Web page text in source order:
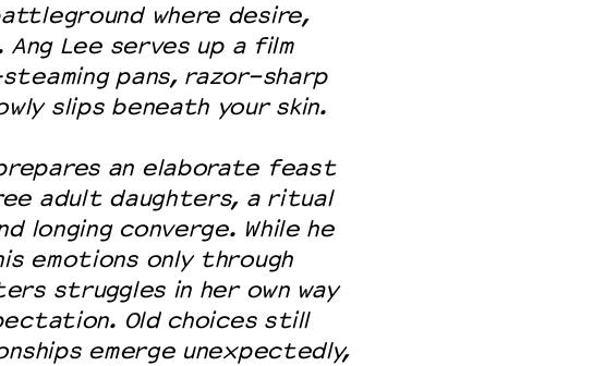
where desire,
Ang Leeserves up a film
pans, razor-sharp
slips beneath your skin.
an elaborate feast
adult daughters, a ritual
longing converge. While he
emotions only through
struggles in her own way
Old choices still
emerge unexpectedly,